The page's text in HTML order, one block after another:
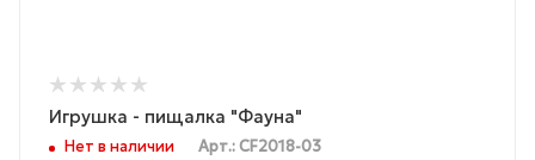
Игрушка - пищалка "Фауна"
Нет в наличии Арт.: CF2018-03